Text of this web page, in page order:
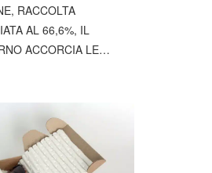
RACCOLTA
AL 66,6%, IL
ACCORCIA LE…